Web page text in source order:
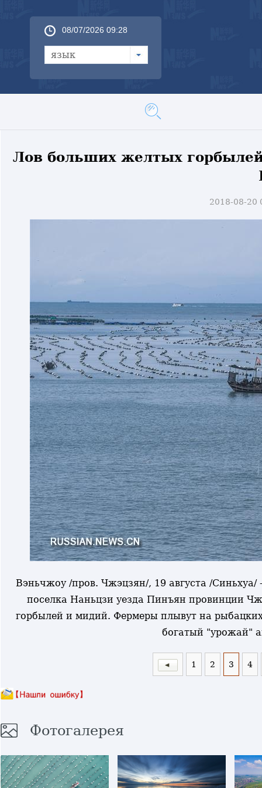
08/07/2026 09:28
язык
Лов больших желтых
2018-08-20
Вэньчжоу /пров. Чжэцзян/, 19 августа /
поселка Наньцзи уезда Пинъян провинции
горбылей и мидий. Фермеры плывут на
богатый "урожай"
1 2 3 4
Фотогалерея